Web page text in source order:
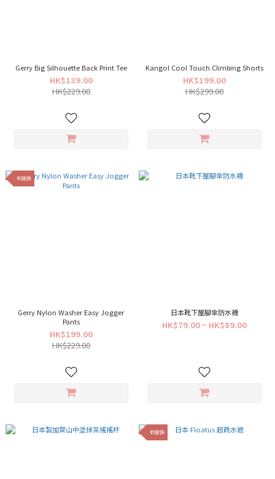
Gerry Big Silhouette Back Print Tee
HK$139.00
HK$229.00
Kangol Cool Touch Climbing Shorts
HK$199.00
HK$299.00
到貨快
Gerry Nylon Washer Easy Jogger
Pants
HK$199.00
HK$229.00
日本靴下屋腳傘防水襪
HK$79.00 ~ HK$89.00
到貨快